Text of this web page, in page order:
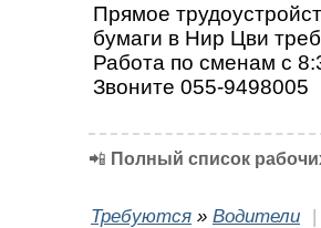
Прямое
бумаги в Нир Цви
Работа по сменам с
Звоните 055-9498005
📲 Полный список
Требуются » Водители
|